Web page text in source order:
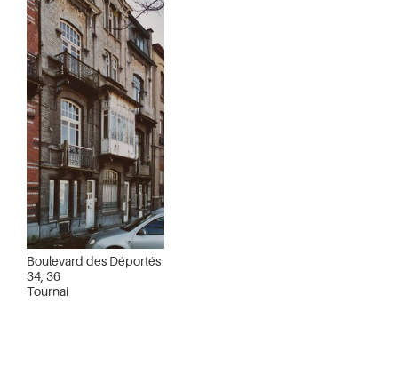
Boulevard des Déportés
34, 36
Tournai